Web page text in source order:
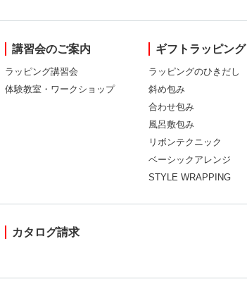
講習会のご案内
ラッピング講習会
体験教室・ワークショップ
ギフトラッピング
ラッピングのひきだし
斜め包み
合わせ包み
風呂敷包み
リボンテクニック
ベーシックアレンジ
STYLE WRAPPING
カタログ請求